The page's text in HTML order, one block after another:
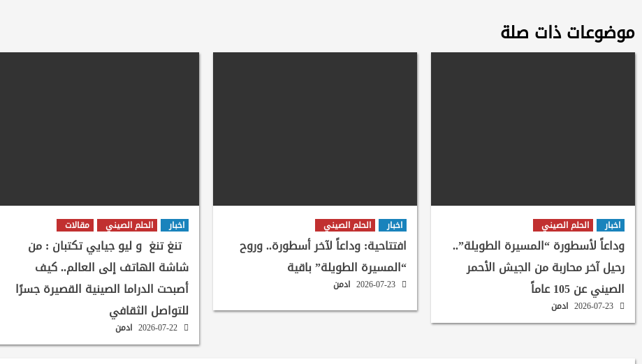
موضوعات ذات صلة
اخبار الحلم الصيني
وداعاً لأسطورة “المسيرة الطويلة”..
رحيل آخر محاربة من الجيش الأحمر
الصيني عن 105 عاماً
ادمن
اخبار الحلم الصيني
افتتاحية: وداعاً لآخر أسطورة.. وروح
“المسيرة الطويلة” باقية
2026-07-23 ادمن
اخبار الحلم الصيني مقالات
تنغ تنغ و ليو جيايي تكتبان : من
شاشة الهاتف إلى العالم.. كيف
أصبحت الدراما الصينية القصيرة جسرًا
للتواصل الثقافي
2026-07-22 ادمن